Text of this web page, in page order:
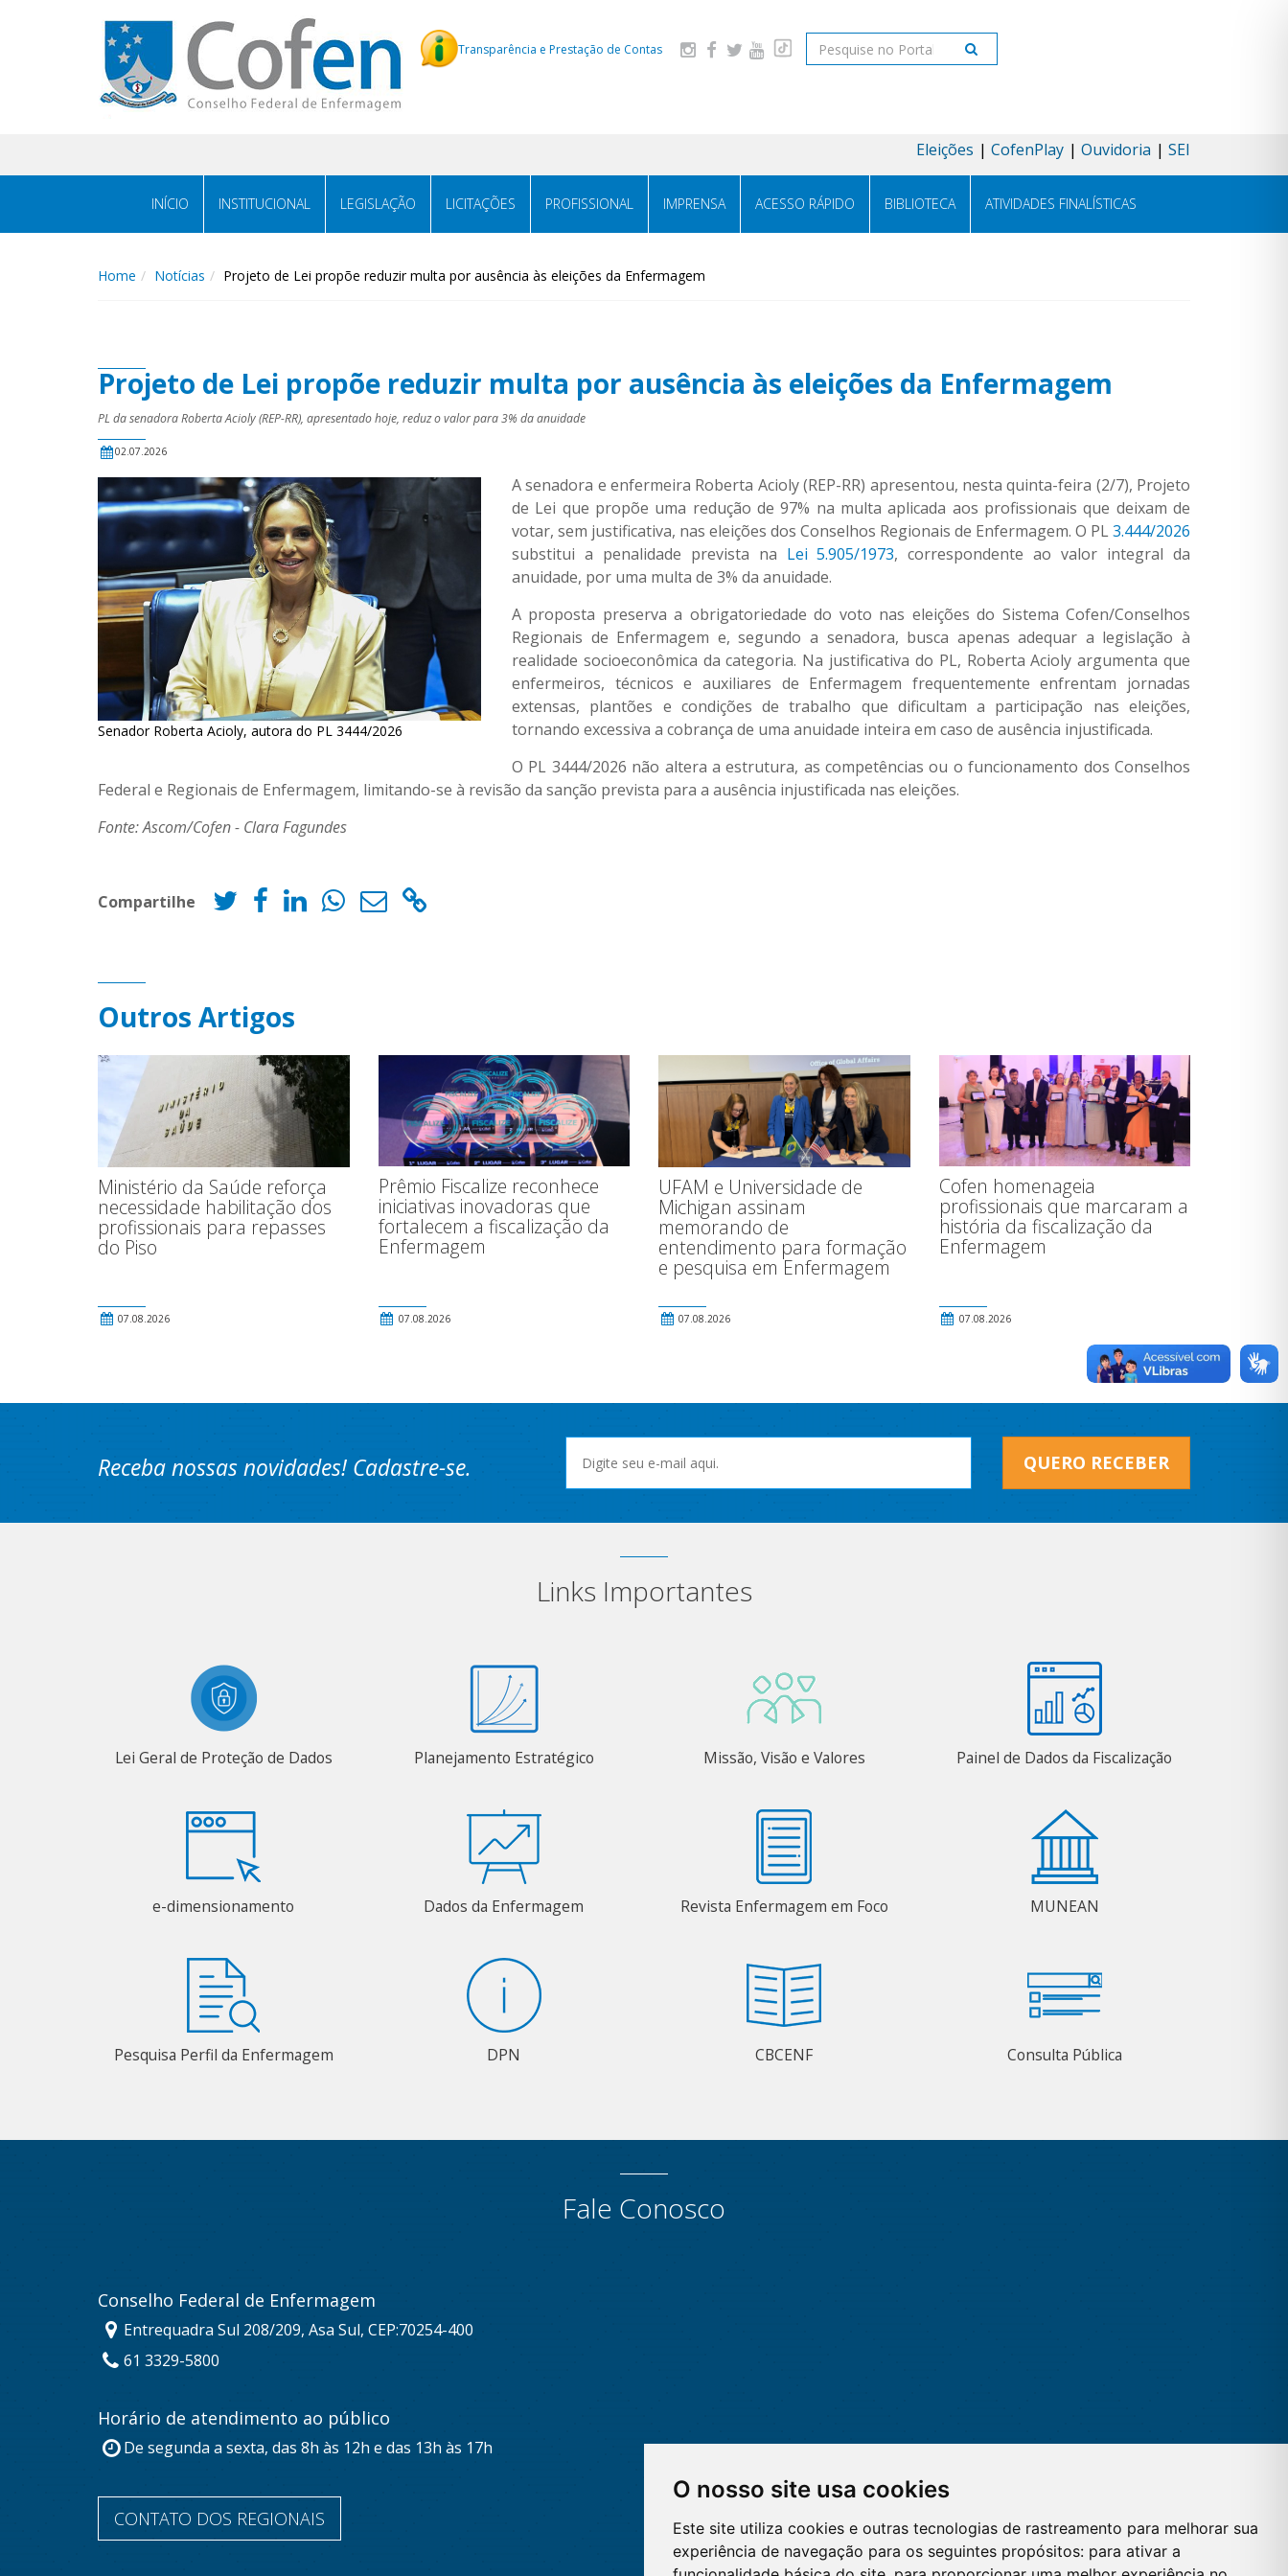
O nosso site usa cookies
Este site utiliza cookies e outras tecnologias de rastreamento para melhorar sua
experiência de navegação para os seguintes propósitos: para ativar a
Transparência e Prestação de Contas Pesquisar
Eleições CofenPlay Ouvidoria SEI
INÍCIO INSTITUCIONAL LEGISLAÇÃO LICITAÇÕES PROFISSIONAL IMPRENSA ACESSO RÁPIDO BIBLIOTECA ATIVIDADES FINALÍSTICAS
Home Notícias Projeto de Lei propõe reduzir multa por ausência às eleições da Enfermagem
Projeto de Lei propõe reduzir multa por ausência às eleições da Enfermagem
PL da senadora Roberta Acioly (REP-RR), apresentado hoje, reduz o valor para 3% da anuidade
02.07.2026
Senador Roberta Acioly, autora do PL 3444/2026
A senadora e enfermeira Roberta Acioly (REP-RR) apresentou, nesta quinta-feira (2/7), Projeto
de Lei que propõe uma redução de 97% na multa aplicada aos profissionais que deixam de
votar, sem justificativa, nas eleições dos Conselhos Regionais de Enfermagem. O PL3.444/2026
substitui a penalidade prevista na Lei 5.905/1973, correspondente ao valor integral da
anuidade, por uma multa de 3% da anuidade.
A proposta preserva a obrigatoriedade do voto nas eleições do Sistema Cofen/Conselhos
Regionais de Enfermagem e, segundo a senadora, busca apenas adequar a legislação à
realidade socioeconômica da categoria. Na justificativa do PL, Roberta Acioly argumenta que
enfermeiros, técnicos e auxiliares de Enfermagem frequentemente enfrentam jornadas
extensas, plantões e condições de trabalho que dificultam a participação nas eleições,
tornando excessiva a cobrança de uma anuidade inteira em caso de ausência injustificada.
O PL 3444/2026 não altera a estrutura, as competências ou o funcionamento dos Conselhos
Federal e Regionais de Enfermagem, limitando-se à revisão da sanção prevista para a ausência injustificada nas eleições.
Fonte: Ascom/Cofen - Clara Fagundes
Compartilhe
Outros Artigos
Ministério da Saúde reforça
necessidade habilitação dos
profissionais para repasses
do Piso
07.08.2026
Prêmio Fiscalize reconhece
iniciativas inovadoras que
fortalecem a fiscalização da
Enfermagem
07.08.2026
UFAM e Universidade de
Michigan assinam
memorando de
entendimento para formação
e pesquisa em Enfermagem
07.08.2026
Cofen homenageia
profissionais que marcaram a
história da fiscalização da
Enfermagem
07.08.2026
Receba nossas novidades! Cadastre-se. QUERO RECEBER
Links Importantes
Lei Geral de Proteção de Dados Planejamento Estratégico Missão, Visão e Valores Painel de Dados da Fiscalização
e-dimensionamento Dados da Enfermagem Revista Enfermagem em Foco MUNEAN
Pesquisa Perfil da Enfermagem DPN CBCENF Consulta Pública
Fale Conosco
Conselho Federal de Enfermagem
Entrequadra Sul 208/209, Asa Sul, CEP:70254-400
61 3329-5800
Horário de atendimento ao público
De segunda a sexta, das 8h às 12h e das 13h às 17h
CONTATO DOS REGIONAIS